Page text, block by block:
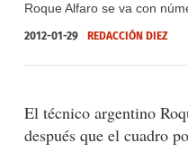
Roque Alfaro se va con
2012-01-29 REDACCIÓN DIEZ
El técnico argentino
después que el cuadro